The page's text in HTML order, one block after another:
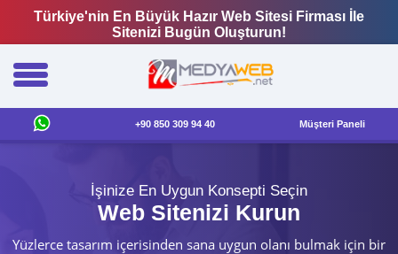
Türkiye'nin En Büyük Hazır Web Sitesi Firması İle
Sitenizi Bugün Oluşturun!
+90 850 309 94 40 Müşteri Paneli
İşinize En Uygun Konsepti Seçin
Web Sitenizi Kurun
Yüzlerce tasarım içerisinden sana uygun olanı bulmak için bir